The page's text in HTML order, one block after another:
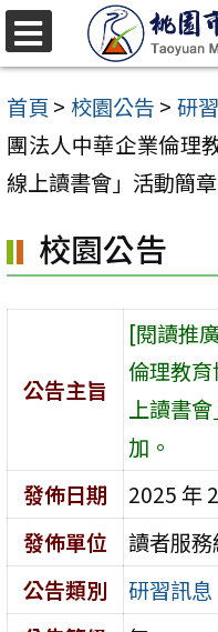
跳
至
主
要
內
區
首頁 > 校園公告 > 研
團法人中華企業倫理
線上讀書會」活動簡
校園公告
公告主旨
[閱讀推
倫理教
上讀書
加。
發佈日期
2025 年
發佈單位
讀者服務
公告類別
研習訊息
選
單